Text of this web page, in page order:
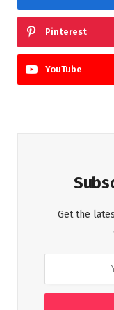
Pinterest
YouTube
Get the